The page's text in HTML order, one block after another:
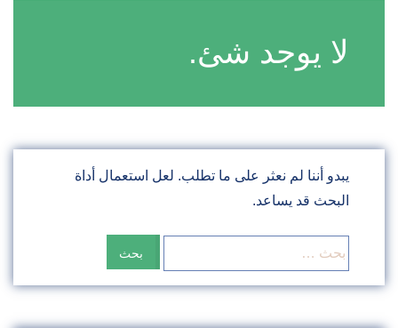
لا يوجد شئ.
يبدو أننا لم نعثر على ما تطلب. لعل استعمال أداة
البحث قد يساعد.
عن: